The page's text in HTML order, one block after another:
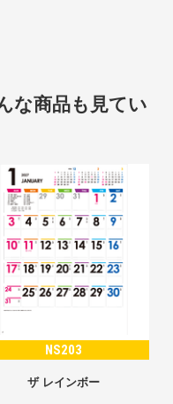
な商品も見てい
NS203
ザ レインボー